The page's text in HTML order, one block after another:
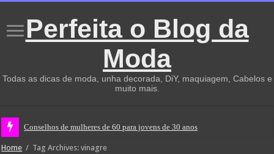
Perfeita o Blog da
Moda
Todas as dicas de moda, unha decorada, DiY, maquiagem, Cabelos e
muito mais.
Conselhos de mulheres de 60 para jovens de 30 anos
Home / Tag Archives: vinagre